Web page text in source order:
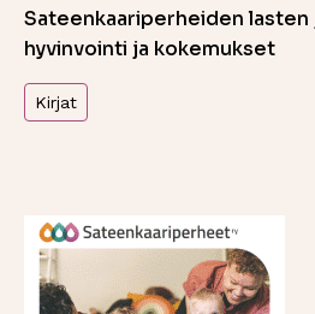
Sateenkaariperheiden lasten
hyvinvointi ja kokemukset
Kirjat